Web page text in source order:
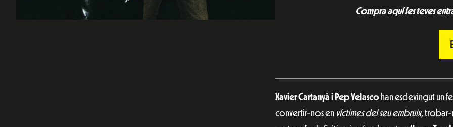
Compra aquí les teves
Xavier Cartanyà i Pep Velasco han esdevingut un
convertir-nos en víctimes del seu embruix,trobar-